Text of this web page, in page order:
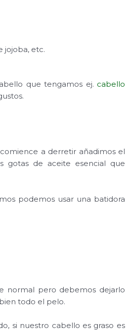
jojoba, etc.
que tengamos ej. cabello
a derretir añadimos el
gotas de aceite esencial que
podemos usar una batidora
normal pero debemos dejarlo
todo el pelo.
si nuestro cabello es graso es